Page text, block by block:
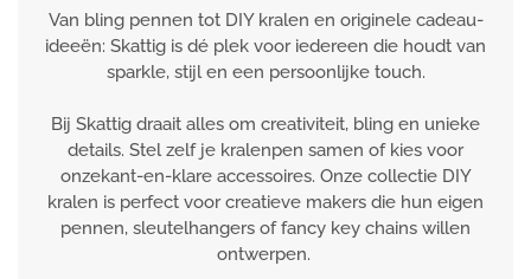
Van bling pennen tot DIY kralen en originele cadeau-
ideeën: Skattig is dé plek voor iedereen die houdt van
sparkle, stijl en een persoonlijke touch.
Bij Skattig draait alles om creativiteit, bling en unieke
details. Stel zelf je kralenpen samen of kies voor
onzekant-en-klare accessoires. Onze collectie DIY
kralen is perfect voor creatieve makers die hun eigen
pennen, sleutelhangers of fancy key chains willen
ontwerpen.